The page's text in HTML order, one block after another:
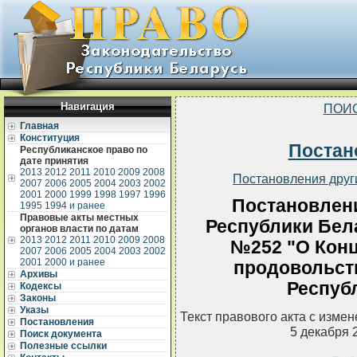
Навигация
Главная
Конституция
Республиканское право по
дате принятия
2013 2012 2011 2010 2009 2008
2007 2006 2005 2004 2003 2002
2001 2000 1999 1998 1997 1996
1995 1994 и ранее
Правовые акты местных
органов власти по датам
2013 2012 2011 2010 2009 2008
2007 2006 2005 2004 2003 2002
2001 2000 и ранее
Архивы
Кодексы
Законы
Указы
Постановления
Поиск документа
Полезные ссылки
Постановления
Республики
№252 "О
Текст правового акта с
5 декабря